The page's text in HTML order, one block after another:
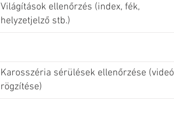
Világítások ellenőrzés (index, fék,
helyzetjelző stb.)
Karosszéria sérülések ellenőrzése (videó
rögzítése)